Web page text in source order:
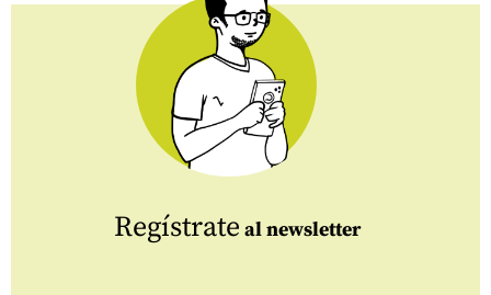
Regístrate al newsletter